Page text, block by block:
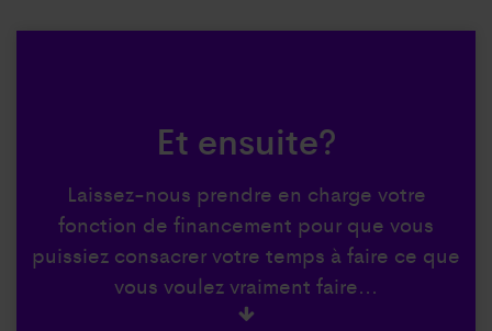
Et ensuite?
Laissez-nous prendre en charge votre
fonction de financement pour que vous
puissiez consacrer votre temps à faire ce que
vous voulez vraiment faire...